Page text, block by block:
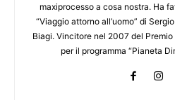
maxiprocesso a cosa nostra. Ha
“Viaggio attorno all’uomo” di
Biagi. Vincitore nel 2007 del
per il programma “Pianeta